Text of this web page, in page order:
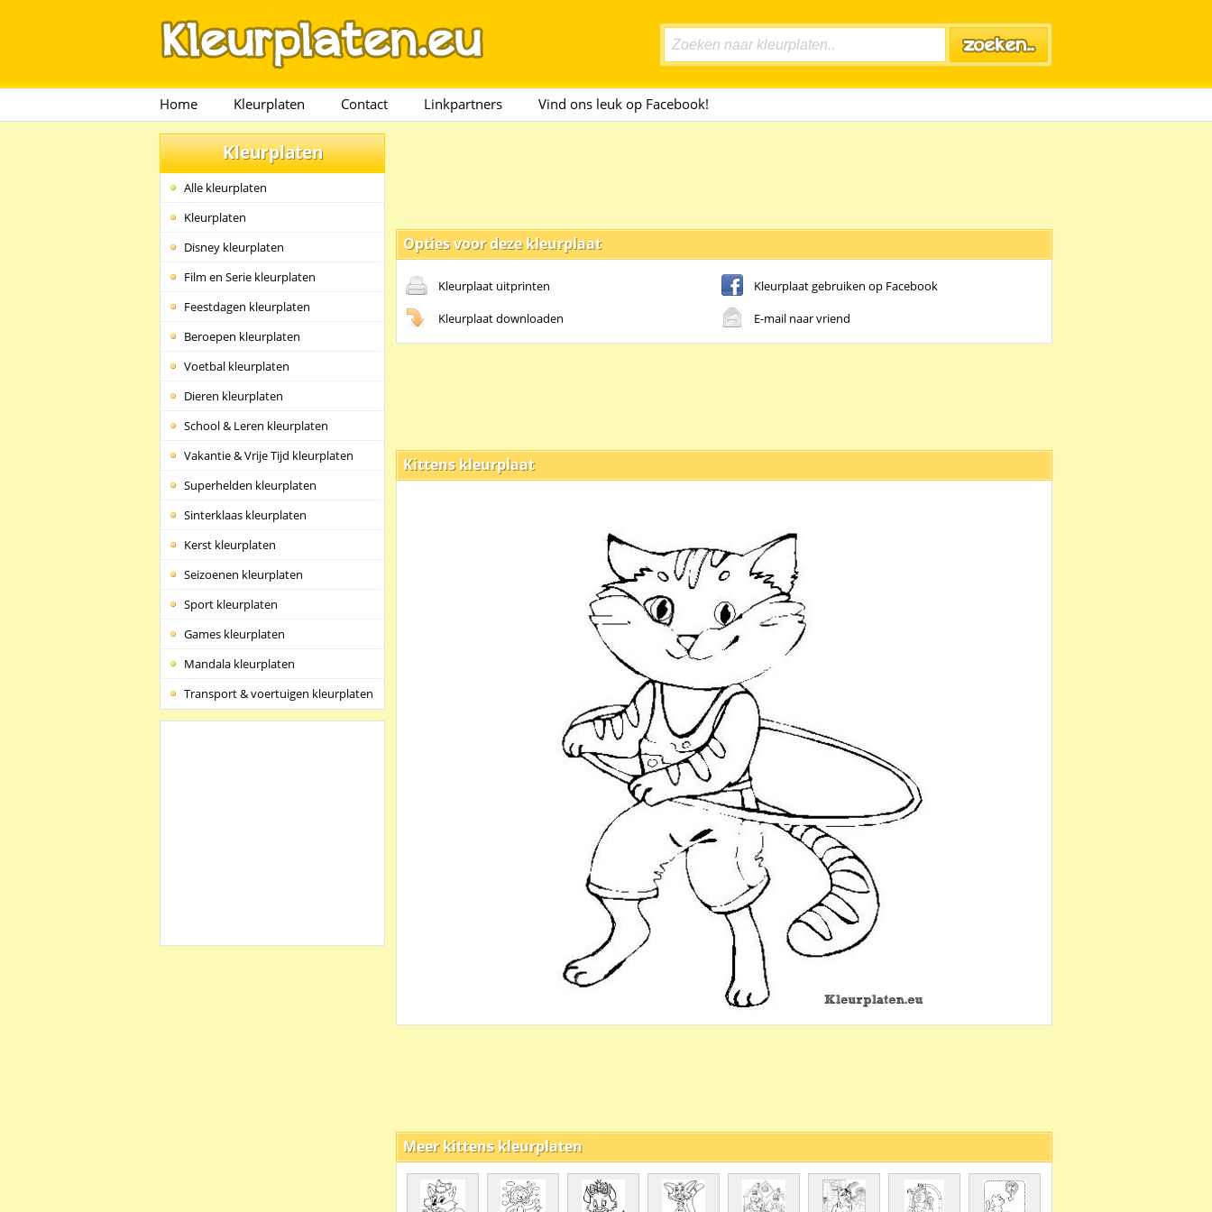
Home Kleurplaten Contact Linkpartners Vind ons leuk op Facebook!
Kleurplaten
Alle kleurplaten
Kleurplaten
Disney kleurplaten
Film en Serie kleurplaten
Feestdagen kleurplaten
Beroepen kleurplaten
Voetbal kleurplaten
Dieren kleurplaten
School & Leren kleurplaten
Vakantie & Vrije Tijd kleurplaten
Superhelden kleurplaten
Sinterklaas kleurplaten
Kerst kleurplaten
Seizoenen kleurplaten
Sport kleurplaten
Games kleurplaten
Mandala kleurplaten
Transport & voertuigen kleurplaten
Opties voor deze kleurplaat
Kleurplaat uitprinten
Kleurplaat gebruiken op Facebook
Kleurplaat downloaden
E-mail naar vriend
Kittens kleurplaat
Meer kittens kleurplaten